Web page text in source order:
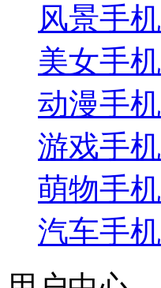
风景手机
美女手机
动漫手机
游戏手机
萌物手机
汽车手机